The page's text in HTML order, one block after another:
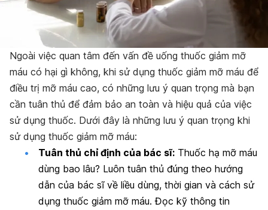
Ngoài việc quan tâm đến vấn đề uống thuốc giảm mỡ
máu có hại gì không, khi sử dụng thuốc giảm mỡ máu để
điều trị mỡ máu cao, có những lưu ý quan trọng mà bạn
cần tuân thủ để đảm bảo an toàn và hiệu quả của việc
sử dụng thuốc. Dưới đây là những lưu ý quan trọng khi
sử dụng thuốc giảm mỡ máu:
Tuân thủ chỉ định của bác sĩ: Thuốc hạ mỡ máu
dùng bao lâu? Luôn tuân thủ đúng theo hướng
dẫn của bác sĩ về liều dùng, thời gian và cách sử
dụng thuốc giảm mỡ máu. Đọc kỹ thông tin